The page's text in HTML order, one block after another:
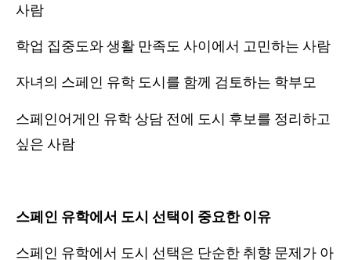
사람
학업 집중도와 생활 만족도 사이에서 고민하는 사람
자녀의 스페인 유학 도시를 함께 검토하는 학부모
스페인어게인 유학 상담 전에 도시 후보를 정리하고
싶은 사람
스페인 유학에서 도시 선택이 중요한 이유
스페인 유학에서 도시 선택은 단순한 취향 문제가 아